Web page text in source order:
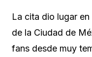
La cita dio lugar
de la Ciudad de
fans desde muy